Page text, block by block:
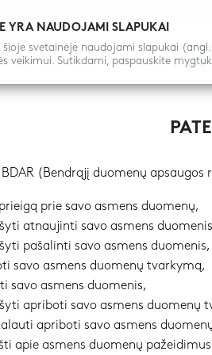
(Bendrąjį duomenų apsaugos
prie savo asmens duomenų,
atnaujinti savo asmens
pašalinti savo asmens duomenis,
savo asmens duomenų tvarkymą,
savo asmens duomenis,
apriboti savo asmens duomenų
apriboti savo asmens
apie asmens duomenų
YRA NAUDOJAMI SLAPUKAI
svetainėje naudojami slapukai
veikimui. Sutikdami, paspauskite